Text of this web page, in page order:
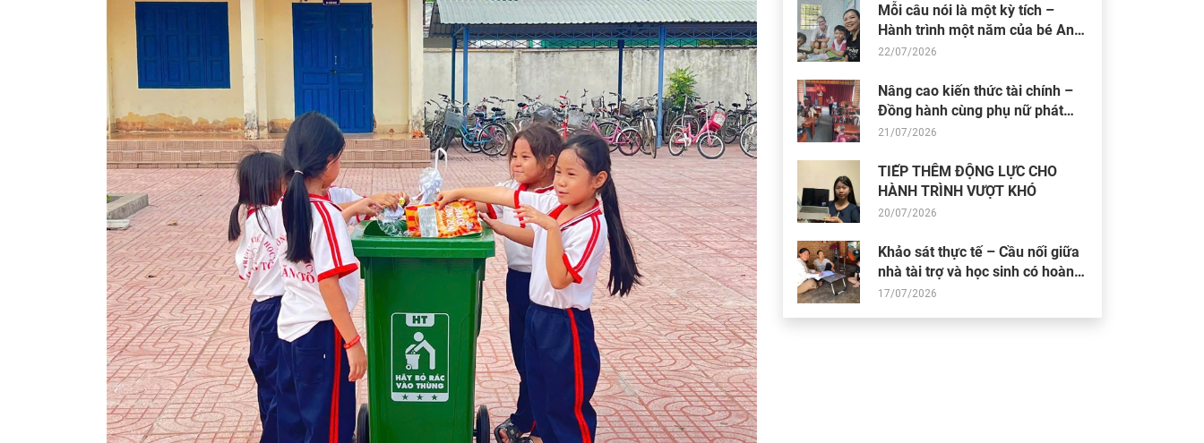
Mỗi câu nói là một kỳ tích –
Hành trình một năm của bé An
Nhiên (Bối)
22/07/2026
Nâng cao kiến thức tài chính –
Đồng hành cùng phụ nữ phát
triển sinh kế bền vững
21/07/2026
TIẾP THÊM ĐỘNG LỰC CHO
HÀNH TRÌNH VƯỢT KHÓ
20/07/2026
Khảo sát thực tế – Cầu nối giữa
nhà tài trợ và học sinh có hoàn
cảnh khó khăn
17/07/2026